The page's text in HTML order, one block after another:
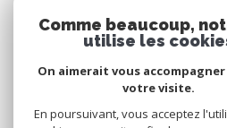
Nous
Comme beaucoup,
utilise les
On aimerait vous
votre visite.
En poursuivant, vous acceptez